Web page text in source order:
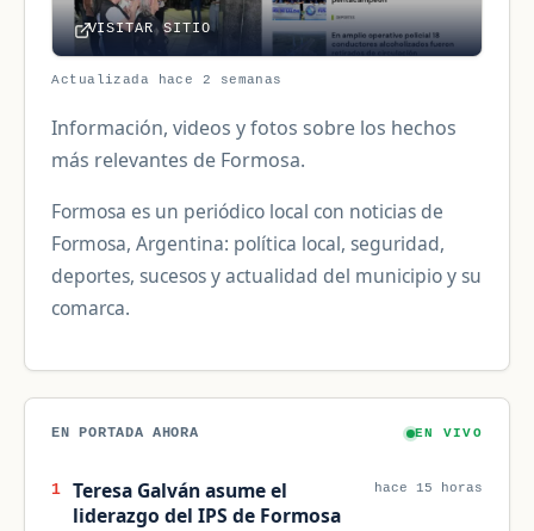
VISITAR SITIO
Actualizada hace 2 semanas
Información, videos y fotos sobre los hechos
más relevantes de Formosa.
Formosa es un periódico local con noticias de
Formosa, Argentina: política local, seguridad,
deportes, sucesos y actualidad del municipio y su
comarca.
EN PORTADA AHORA EN VIVO
1
Teresa Galván asume el
liderazgo del IPS de Formosa
hace 15 horas